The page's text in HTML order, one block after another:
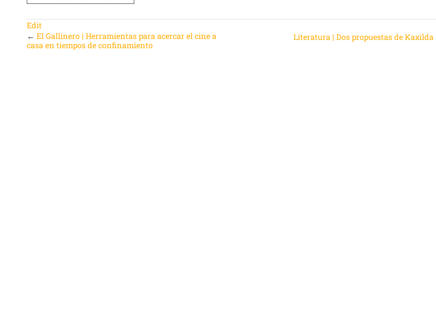
Edit
←El Gallinero | Herramientas para acercar el cine a
casa en tiempos de confinamiento
Literatura | Dos propuestas de Kaxilda